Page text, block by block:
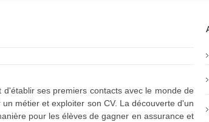
ses premiers contacts avec le monde de
métier et exploiter son CV. La découverte d'un
pour les élèves de gagner en assurance et